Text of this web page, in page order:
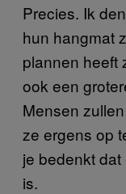
Precies. Ik
hun hangmat
plannen heeft
ook een
Mensen
ze ergens op
je bedenkt
is.